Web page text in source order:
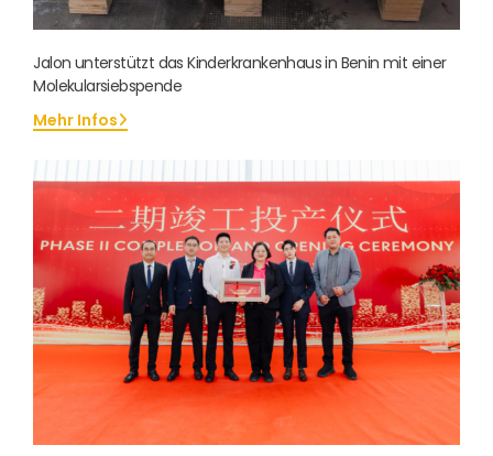
Jalon unterstützt das Kinderkrankenhaus in Benin mit einer
Molekularsiebspende
Mehr Infos